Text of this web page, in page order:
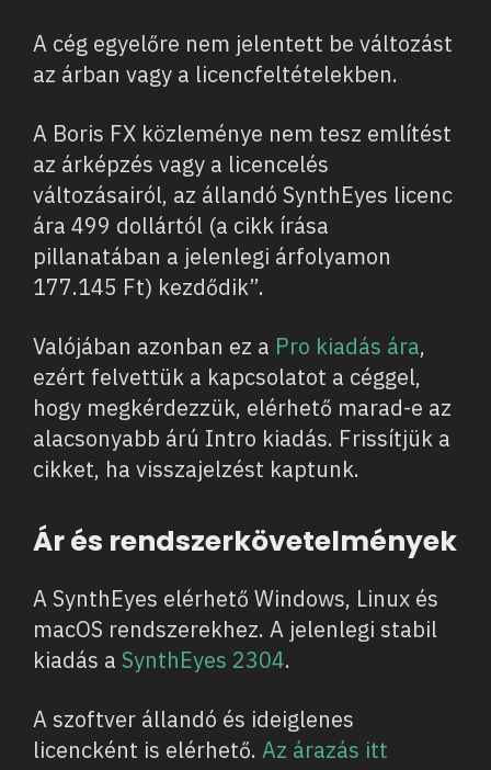
A cég egyelőre nem jelentett be változást
az árban vagy a licencfeltételekben.
A Boris FX közleménye nem tesz említést
az árképzés vagy a licencelés
változásairól, az állandó SynthEyes licenc
ára 499 dollártól (a cikk írása
pillanatában a jelenlegi árfolyamon
177.145 Ft) kezdődik”.
Valójában azonban ez a Pro kiadás ára,
ezért felvettük a kapcsolatot a céggel,
hogy megkérdezzük, elérhető marad-e az
alacsonyabb árú Intro kiadás. Frissítjük a
cikket, ha visszajelzést kaptunk.
Ár és rendszerkövetelmények
A SynthEyes elérhető Windows, Linux és
macOS rendszerekhez. A jelenlegi stabil
kiadás a SynthEyes 2304.
A szoftver állandó és ideiglenes
licencként is elérhető. Az árazás itt